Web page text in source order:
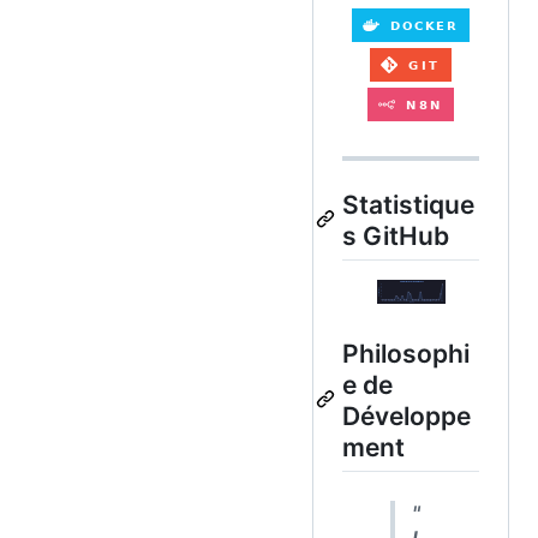
Statistique
s GitHub
Philosophi
e de
Développe
ment
"